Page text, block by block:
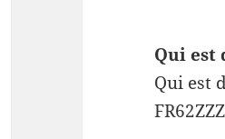
Qui est
Qui est